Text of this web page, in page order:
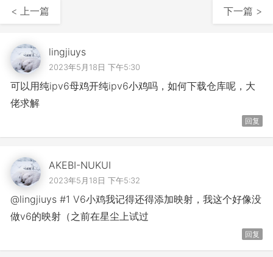
< 上一篇 下一篇 >
lingjiuys
2023年5月18日 下午5:30
可以用纯ipv6母鸡开纯ipv6小鸡吗，如何下载仓库呢，大
佬求解
回复
AKEBI-NUKUI
2023年5月18日 下午5:32
@lingjiuys #1 V6小鸡我记得还得添加映射，我这个好像没
做v6的映射（之前在星尘上试过
回复